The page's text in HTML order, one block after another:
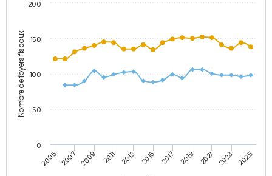
Nombre de foyers fiscaux
2005 2007 2009 2011 2013 2015 2017 2019 2021 2023 2025
0
50
100
150
200